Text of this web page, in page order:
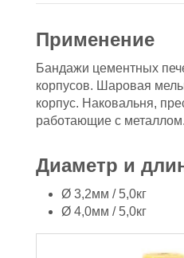
Применение
Бандажи цементных
корпусов. Шаровая
корпус. Наковальня,
работающие с металлом.
Диаметр и
Ø 3,2мм / 5,0кг
Ø 4,0мм / 5,0кг